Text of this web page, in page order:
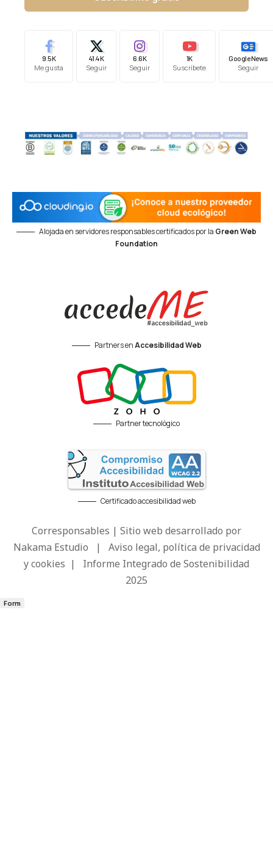
9.5K
Me gusta
41.4K
Seguir
6.6K
Seguir
1K
Suscríbete
Google News
Seguir
Alojada en servidores responsables certificados por la Green Web
Foundation
Partners enAccesibilidad Web
Partner tecnológico
Certificado accesibilidad web
Corresponsables | Sitio web desarrollado por
Nakama Estudio | Aviso legal, política de privacidad
y cookies | Informe Integrado de Sostenibilidad
2025
Form